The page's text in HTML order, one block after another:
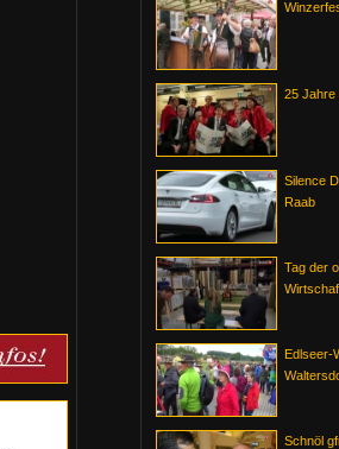
25 Jahre
Silence
Raab
Tag der
Edlseer-
Schnöl